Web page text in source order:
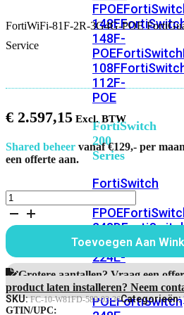
FPOE
148F
148F-
POE
108F
112F-
POE
FortiSwitch
200
Series
FortiSwitch
FPOE
248D
224EFortiswitch
224E-
POEFortiSwitch
248E-
POEFortiSwitch
FortiWiFi-81F-2R-3G4G-POE
Service
€ 2.597,15
Shared beheer vanaf €129,- per
een offerte aan.
FortiWiFi-
81F-
3G4G-
POE
FortiGuard
Data
Loss
Prevention
Service
Toevoegen Aan
Grotere aantallen? Vraag een
product laten installeren? Neem
SKU:FC-10-W81FD-589-02-36Categorieën:
GTIN/UPC: